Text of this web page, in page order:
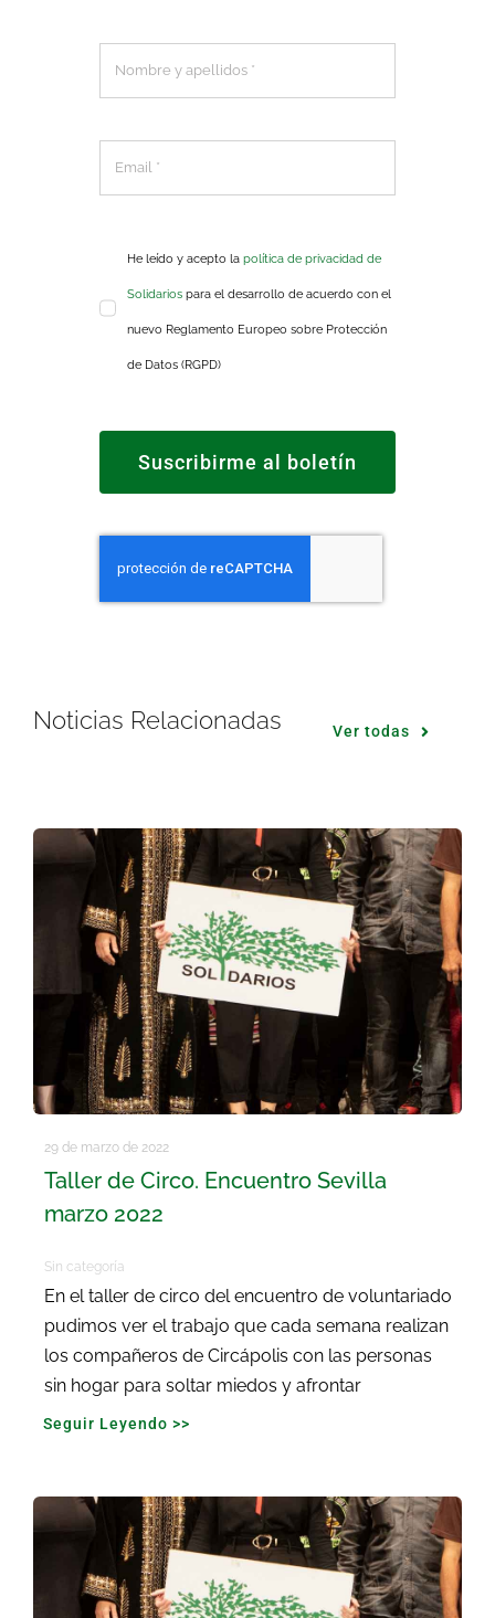
He leído y acepto lapolítica de privacidad de
Solidarios para el desarrollo de acuerdo con el
nuevo Reglamento Europeo sobre Protección
de Datos (RGPD)
Suscribirme al boletín
Noticias Relacionadas Ver todas
29 de marzo de 2022
Taller de Circo. Encuentro Sevilla
marzo 2022
Sin categoría
En el taller de circo del encuentro de voluntariado
pudimos ver el trabajo que cada semana realizan
los compañeros de Circápolis con las personas
sin hogar para soltar miedos y afrontar
Seguir Leyendo >>